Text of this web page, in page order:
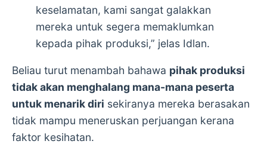
keselamatan, kami sangat galakkan
mereka untuk segera memaklumkan
kepada pihak produksi,” jelas Idlan.
Beliau turut menambah bahawa pihak produksi
tidak akan menghalang mana-mana peserta
untuk menarik diri sekiranya mereka berasakan
tidak mampu meneruskan perjuangan kerana
faktor kesihatan.